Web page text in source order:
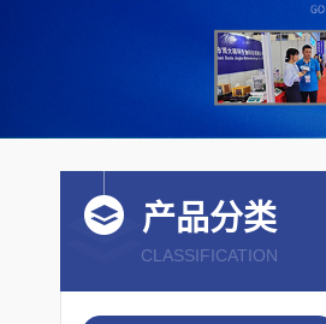
产品分类
CLASSIFICATION